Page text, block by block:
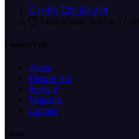
(+40) 729.424.444
Luni-Vineri: 9.00 la 17.00
Linkuri Utile
Acasa
Despre Noi
Servicii
Magazin
Contact
Cauta